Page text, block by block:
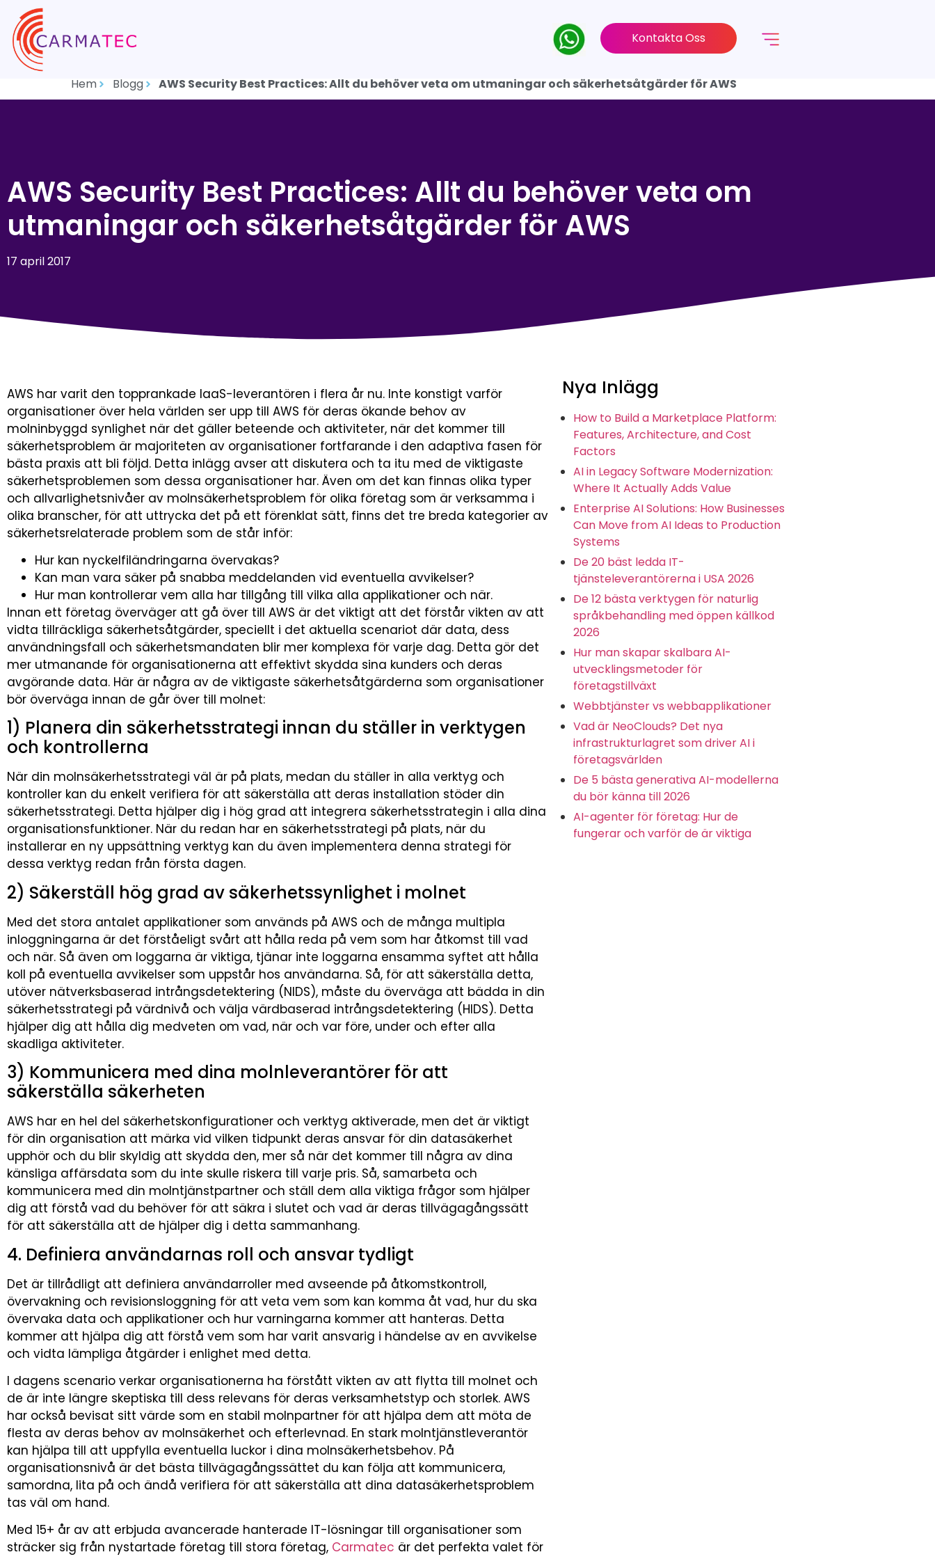
Kontakta Oss
Hem Blogg AWS Security Best Practices: Allt du behöver veta om utmaningar och säkerhetsåtgärder för AWS
AWS Security Best Practices: Allt du behöver veta om
utmaningar och säkerhetsåtgärder för AWS
17 april 2017
AWS har varit den topprankade IaaS-leverantören i flera år nu. Inte konstigt varför
organisationer över hela världen ser upp till AWS för deras ökande behov av
molninbyggd synlighet när det gäller beteende och aktiviteter, när det kommer till
säkerhetsproblem är majoriteten av organisationer fortfarande i den adaptiva fasen för
bästa praxis att bli följd. Detta inlägg avser att diskutera och ta itu med de viktigaste
säkerhetsproblemen som dessa organisationer har. Även om det kan finnas olika typer
och allvarlighetsnivåer av molnsäkerhetsproblem för olika företag som är verksamma i
olika branscher, för att uttrycka det på ett förenklat sätt, finns det tre breda kategorier av
säkerhetsrelaterade problem som de står inför:
Hur kan nyckelfiländringarna övervakas?
Kan man vara säker på snabba meddelanden vid eventuella avvikelser?
Hur man kontrollerar vem alla har tillgång till vilka alla applikationer och när.
Innan ett företag överväger att gå över till AWS är det viktigt att det förstår vikten av att
vidta tillräckliga säkerhetsåtgärder, speciellt i det aktuella scenariot där data, dess
användningsfall och säkerhetsmandaten blir mer komplexa för varje dag. Detta gör det
mer utmanande för organisationerna att effektivt skydda sina kunders och deras
avgörande data. Här är några av de viktigaste säkerhetsåtgärderna som organisationer
bör överväga innan de går över till molnet:
1) Planera din säkerhetsstrategi innan du ställer in verktygen
och kontrollerna
När din molnsäkerhetsstrategi väl är på plats, medan du ställer in alla verktyg och
kontroller kan du enkelt verifiera för att säkerställa att deras installation stöder din
säkerhetsstrategi. Detta hjälper dig i hög grad att integrera säkerhetsstrategin i alla dina
organisationsfunktioner. När du redan har en säkerhetsstrategi på plats, när du
installerar en ny uppsättning verktyg kan du även implementera denna strategi för
dessa verktyg redan från första dagen.
2) Säkerställ hög grad av säkerhetssynlighet i molnet
Med det stora antalet applikationer som används på AWS och de många multipla
inloggningarna är det förståeligt svårt att hålla reda på vem som har åtkomst till vad
och när. Så även om loggarna är viktiga, tjänar inte loggarna ensamma syftet att hålla
koll på eventuella avvikelser som uppstår hos användarna. Så, för att säkerställa detta,
utöver nätverksbaserad intrångsdetektering (NIDS), måste du överväga att bädda in din
säkerhetsstrategi på värdnivå och välja värdbaserad intrångsdetektering (HIDS). Detta
hjälper dig att hålla dig medveten om vad, när och var före, under och efter alla
skadliga aktiviteter.
3) Kommunicera med dina molnleverantörer för att
säkerställa säkerheten
AWS har en hel del säkerhetskonfigurationer och verktyg aktiverade, men det är viktigt
för din organisation att märka vid vilken tidpunkt deras ansvar för din datasäkerhet
upphör och du blir skyldig att skydda den, mer så när det kommer till några av dina
känsliga affärsdata som du inte skulle riskera till varje pris. Så, samarbeta och
kommunicera med din molntjänstpartner och ställ dem alla viktiga frågor som hjälper
dig att förstå vad du behöver för att säkra i slutet och vad är deras tillvägagångssätt
för att säkerställa att de hjälper dig i detta sammanhang.
4. Definiera användarnas roll och ansvar tydligt
Det är tillrådligt att definiera användarroller med avseende på åtkomstkontroll,
övervakning och revisionsloggning för att veta vem som kan komma åt vad, hur du ska
övervaka data och applikationer och hur varningarna kommer att hanteras. Detta
kommer att hjälpa dig att förstå vem som har varit ansvarig i händelse av en avvikelse
och vidta lämpliga åtgärder i enlighet med detta.
I dagens scenario verkar organisationerna ha förstått vikten av att flytta till molnet och
de är inte längre skeptiska till dess relevans för deras verksamhetstyp och storlek. AWS
har också bevisat sitt värde som en stabil molnpartner för att hjälpa dem att möta de
flesta av deras behov av molnsäkerhet och efterlevnad. En stark molntjänstleverantör
kan hjälpa till att uppfylla eventuella luckor i dina molnsäkerhetsbehov. På
organisationsnivå är det bästa tillvägagångssättet du kan följa att kommunicera,
samordna, lita på och ändå verifiera för att säkerställa att dina datasäkerhetsproblem
tas väl om hand.
Med 15+ år av att erbjuda avancerade hanterade IT-lösningar till organisationer som
sträcker sig från nystartade företag till stora företag, Carmatec är det perfekta valet för
Nya Inlägg
How to Build a Marketplace Platform:
Features, Architecture, and Cost
Factors
AI in Legacy Software Modernization:
Where It Actually Adds Value
Enterprise AI Solutions: How Businesses
Can Move from AI Ideas to Production
Systems
De 20 bäst ledda IT-
tjänsteleverantörerna i USA 2026
De 12 bästa verktygen för naturlig
språkbehandling med öppen källkod
2026
Hur man skapar skalbara AI-
utvecklingsmetoder för
företagstillväxt
Webbtjänster vs webbapplikationer
Vad är NeoClouds? Det nya
infrastrukturlagret som driver AI i
företagsvärlden
De 5 bästa generativa AI-modellerna
du bör känna till 2026
AI-agenter för företag: Hur de
fungerar och varför de är viktiga